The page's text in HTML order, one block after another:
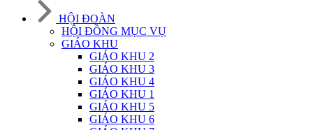
HỘI ĐOÀN
HỘI ĐỒNG MỤC VỤ
GIÁO KHU
GIÁO KHU 2
GIÁO KHU 3
GIÁO KHU 4
GIÁO KHU 1
GIÁO KHU 5
GIÁO KHU 6